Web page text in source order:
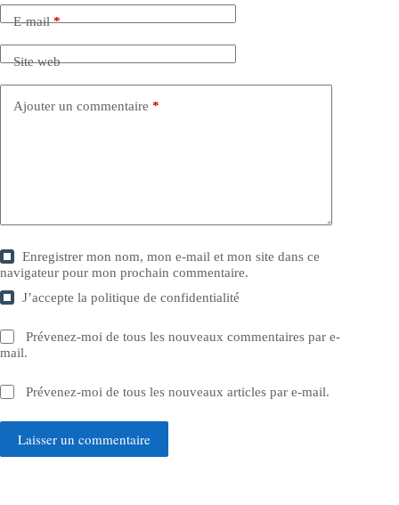
E-mail*
Site web
Ajouter un commentaire *
Enregistrer mon nom, mon e-mail et mon site dans ce
navigateur pour mon prochain commentaire.
J’accepte lapolitique de confidentialité
Prévenez-moi de tous les nouveaux commentaires par e-
mail.
Prévenez-moi de tous les nouveaux articles par e-mail.
Laisser un commentaire